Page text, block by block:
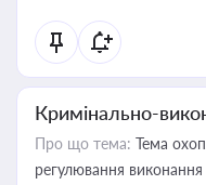
Кримінально-
Про що тема: Тема
регулювання